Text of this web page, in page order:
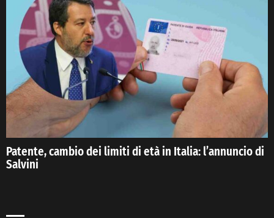
Patente, cambio dei limiti di età in Italia: l’annuncio di
Salvini